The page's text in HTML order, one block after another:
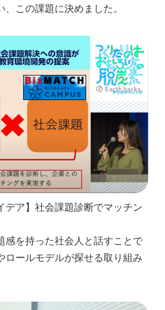
この課題に決めました。
デア】社会課題診断でマッチン
感を持った社会人と話すことで
ロールモデルが探せる取り組み